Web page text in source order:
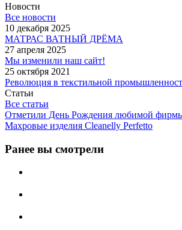
Новости
Все новости
10 декабря 2025
МАТРАС ВАТНЫЙ ДРЁМА
27 апреля 2025
Мы изменили наш сайт!
25 октября 2021
Революция в текстильной
Статьи
Все статьи
Отметили День Рождения любимой
Махровые изделия Cleanelly Perfetto
Ранее вы смотрели